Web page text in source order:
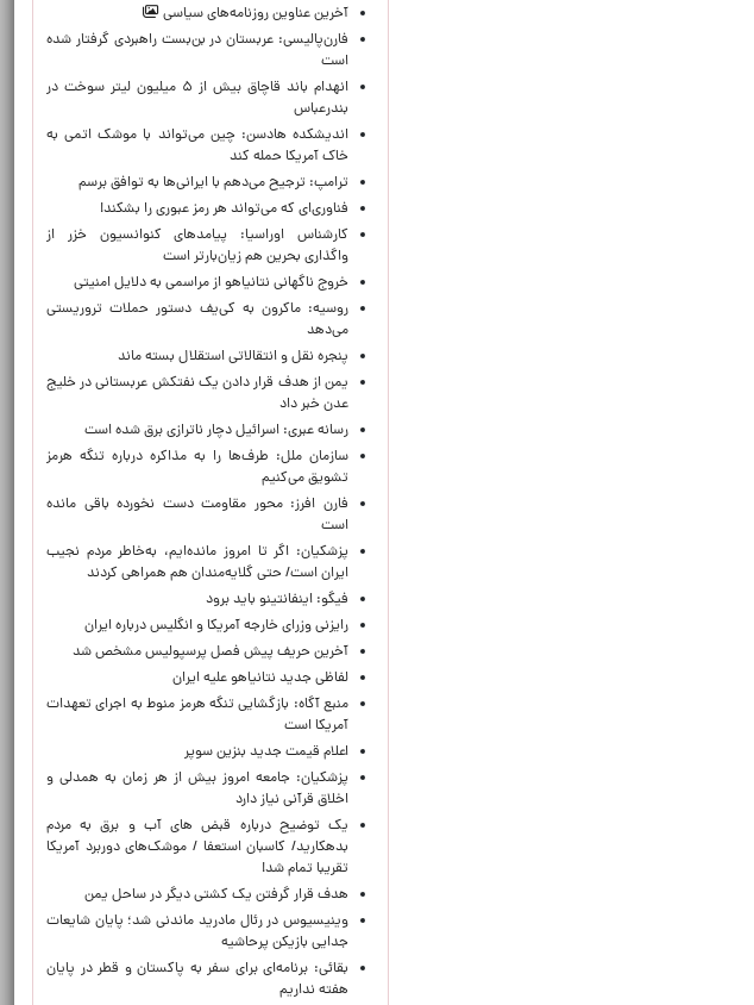
آخرین عناوین روزنامه‌های سیاسی
فارن‌پالیسی: عربستان در بن‌بست راهبردی گرفتار شده
است
انهدام باند قاچاق بیش از ۵ میلیون لیتر سوخت در
بندرعباس
اندیشکده هادسن: چین می‌تواند با موشک اتمی به
خاک آمریکا حمله کند
ترامپ: ترجیح می‌دهم با ایرانی‌‌ها به توافق برسم
فناوری‌ای که می‌تواند هر رمز عبوری را بشکند!
کارشناس اوراسیا: پیامدهای کنوانسیون خزر از
واگذاری بحرین هم زیان‌بارتر است
خروج ناگهانی نتانیاهو از مراسمی به دلایل امنیتی
روسیه: ماکرون به کی‌یف دستور حملات تروریستی
می‌دهد
پنجره‌ نقل و انتقالاتی استقلال بسته ماند
یمن از هدف قرار دادن یک نفتکش عربستانی در خلیج
عدن خبر داد
رسانه عبری: اسرائیل دچار ناترازی برق شده است
سازمان ملل: طرف‌ها را به مذاکره درباره تنگه هرمز
تشویق می‌کنیم
فارن افرز: محور مقاومت دست نخورده باقی مانده
است
پزشکیان: اگر تا امروز مانده‌ایم، به‌خاطر مردم نجیب
ایران است/ حتی گلایه‌مندان هم همراهی کردند
فیگو: اینفانتینو باید برود
رایزنی وزرای خارجه آمریکا و انگلیس درباره ایران
آخرین حریف پیش فصل پرسپولیس مشخص شد
لفاظی جدید نتانیاهو علیه ایران
منبع آگاه: بازگشایی تنگه هرمز منوط به اجرای تعهدات
آمریکا است
اعلام قیمت جدید بنزین سوپر
پزشکیان: جامعه امروز بیش از هر زمان به همدلی و
اخلاق قرآنی نیاز دارد
یک توضیح درباره قبض های آب و برق به مردم
بدهکارید/ کاسبان استعفا / موشک‌های دوربرد آمریکا
تقریبا تمام شد!
هدف قرار گرفتن یک کشتی دیگر در ساحل یمن
وینیسیوس در رئال مادرید ماندنی شد؛ پایان شایعات
جدایی بازیکن پرحاشیه
بقائی: برنامه‌ای برای سفر به پاکستان و قطر در پایان
هفته نداریم